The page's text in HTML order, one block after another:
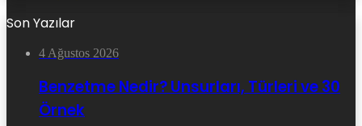
Son Yazılar
4 Ağustos 2026
Benzetme Nedir? Unsurları, Türleri ve 30
Örnek